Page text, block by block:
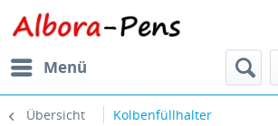
Menü
Übersicht Kolbenfüllhalter